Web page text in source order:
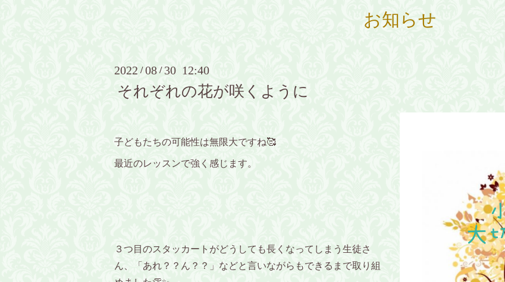
お知らせ
2022 /08 / 30 12:40
それぞれの花が咲くように
子どもたちの可能性は無限大ですね🥰
最近のレッスンで強く感じます。
３つ目のスタッカートがどうしても長くなってしまう生徒さ
ん、「あれ？？ん？？」などと言いながらもできるまで取り組